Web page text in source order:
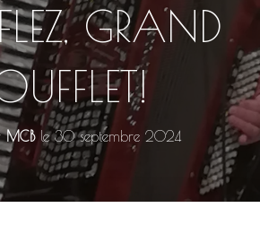
R
A
N
A
V
I
G
A
GRAND
MCBle30 septembre 2024